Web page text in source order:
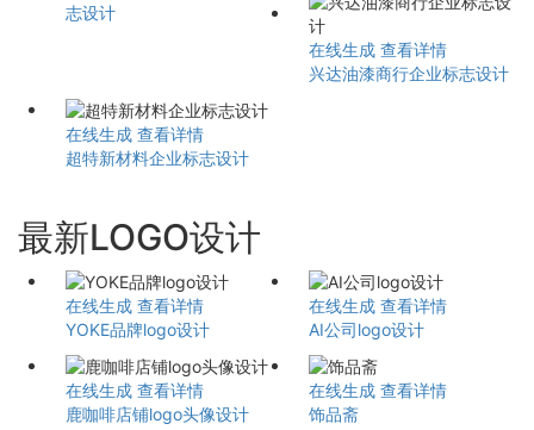
志设计
在线生成 查看详情
兴达油漆商行企业标志设计
在线生成 查看详情
超特新材料企业标志设计
最新LOGO设计
在线生成 查看详情
YOKE品牌logo设计
在线生成 查看详情
AI公司logo设计
在线生成 查看详情
鹿咖啡店铺logo头像设计
在线生成 查看详情
饰品斋